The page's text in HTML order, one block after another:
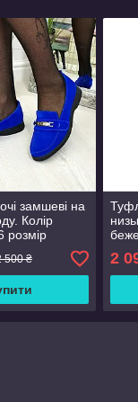
замшеві на
Колір
розмір
500 ₴ 2